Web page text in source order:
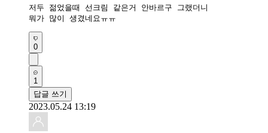
저두 젊었을때 선크림 같은거 안바르구 그랬더니
뭐가 많이 생겼네요ㅠㅠ
0
1
답글 쓰기
2023.05.24 13:19